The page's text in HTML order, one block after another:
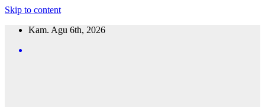
Skip to content
Kam. Agu 6th, 2026